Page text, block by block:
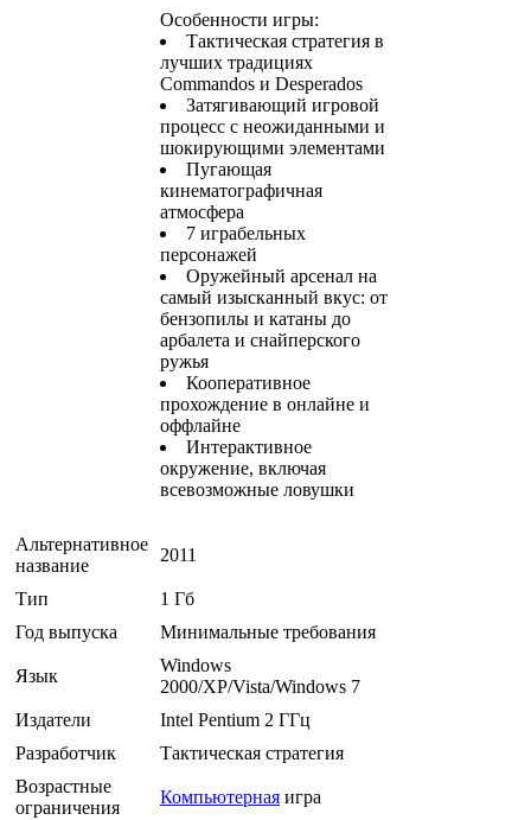
Особенности игры:
Тактическая стратегия в
лучших традициях
Commandos и Desperados
Затягивающий игровой
процесс с неожиданными и
шокирующими элементами
Пугающая
кинематографичная
атмосфера
7 играбельных
персонажей
Оружейный арсенал на
самый изысканный вкус: от
бензопилы и катаны до
арбалета и снайперского
ружья
Кооперативное
прохождение в онлайне и
оффлайне
Интерактивное
окружение, включая
всевозможные ловушки
Альтернативное
название
2011
Тип
1 Гб
Год выпуска
Минимальные требования
Язык
Windows
2000/XP/Vista/Windows 7
Издатели
Intel Pentium 2 ГГц
Разработчик
Тактическая стратегия
Возрастные
ограничения
Компьютерная игра